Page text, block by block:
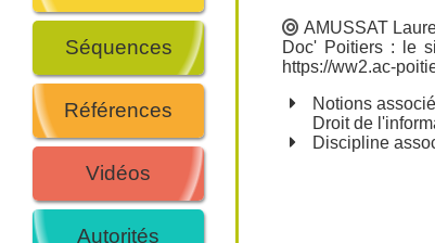
Séquences
Références
Vidéos
Autorités
AMUSSAT
Doc' Poitiers : le
https://ww2.ac-
Notions
Droit de
Discipline